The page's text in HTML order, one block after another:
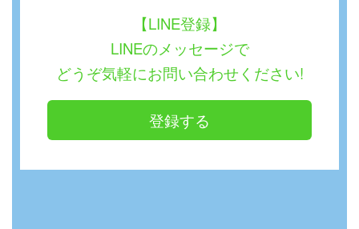
【LINE登録】
LINEのメッセージで
どうぞ気軽にお問い合わせください!
登録する